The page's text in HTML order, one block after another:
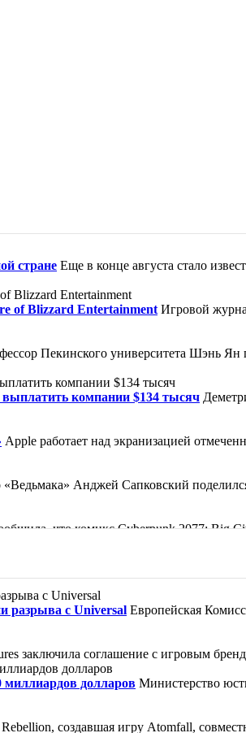
стране Еще в конце августа стало
of Blizzard Entertainment Игровой
Пекинского университета Шэнь Ян
выплатить компании $134 тысяч
Apple работает над экранизацией
«Ведьмака» Анджей Сапковский
что комикс Cyberpunk 2077: Big
Кейн совершил то, что считалось
разрыва с Universal Европейская
заключила соглашение с игровым
долларов Министерство
создавшая игру Atomfall,